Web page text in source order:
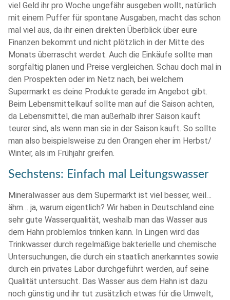
viel Geld ihr pro Woche ungefähr ausgeben wollt, natürlich
mit einem Puffer für spontane Ausgaben, macht das schon
mal viel aus, da ihr einen direkten Überblick über eure
Finanzen bekommt und nicht plötzlich in der Mitte des
Monats überrascht werdet. Auch die Einkäufe sollte man
sorgfältig planen und Preise vergleichen. Schau doch mal in
den Prospekten oder im Netz nach, bei welchem
Supermarkt es deine Produkte gerade im Angebot gibt.
Beim Lebensmittelkauf sollte man auf die Saison achten,
da Lebensmittel, die man außerhalb ihrer Saison kauft
teurer sind, als wenn man sie in der Saison kauft. So sollte
man also beispielsweise zu den Orangen eher im Herbst/
Winter, als im Frühjahr greifen.
Sechstens: Einfach mal Leitungswasser
Mineralwasser aus dem Supermarkt ist viel besser, weil…
ähm… ja, warum eigentlich? Wir haben in Deutschland eine
sehr gute Wasserqualität, weshalb man das Wasser aus
dem Hahn problemlos trinken kann. In Lingen wird das
Trinkwasser durch regelmäßige bakterielle und chemische
Untersuchungen, die durch ein staatlich anerkanntes sowie
durch ein privates Labor durchgeführt werden, auf seine
Qualität untersucht. Das Wasser aus dem Hahn ist dazu
noch günstig und ihr tut zusätzlich etwas für die Umwelt,